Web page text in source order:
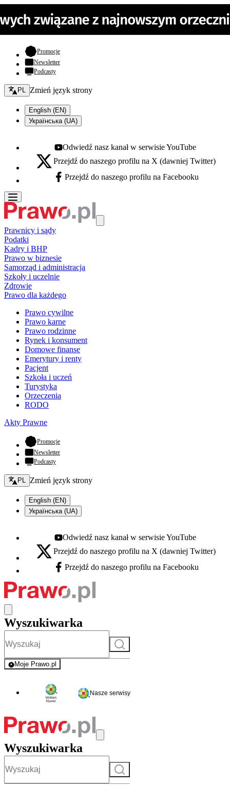
Promocje- otwiera się w nowej karcie
Newsletter
Podcasty
Zmień język - bieżący:
PL Zmień język strony
English (EN)
Українська (UA)
Youtube - otwiera się w nowej karcie
Odwiedź nasz kanał w serwisie YouTube
X - otwiera się w nowej karcie
Przejdź do naszego profilu na X (dawniej Twitter)
Facebook - otwiera się w nowej karcie
Przejdź do naszego profilu na Facebooku
Prawnicy i sądy
Podatki
Kadry i BHP
Prawo w biznesie
Samorząd i administracja
Szkoły i uczelnie
Zdrowie
Prawo dla każdego
Prawo cywilne
Prawo karne
Prawo rodzinne
Rynek i konsument
Domowe finanse
Emerytury i renty
Pacjent
Szkoła i uczeń
Turystyka
Orzeczenia
RODO
Akty Prawne
Promocje- otwiera się w nowej karcie
Newsletter
Podcasty
Zmień język - bieżący:
PL Zmień język strony
English (EN)
Українська (UA)
Youtube - otwiera się w nowej karcie
Odwiedź nasz kanał w serwisie YouTube
X - otwiera się w nowej karcie
Przejdź do naszego profilu na X (dawniej Twitter)
Facebook - otwiera się w nowej karcie
Przejdź do naszego profilu na Facebooku
Wyszukiwarka
Szukaj
Moje Prawo.pl
- rejestracja i logowanie do serwisu
Nasze serwisy
Wyszukiwarka
Szukaj